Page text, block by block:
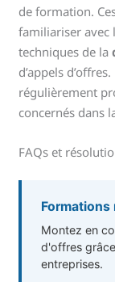
de formation.
familiariser avec
techniques de la
d’appels
régulièrement
concernés dans
FAQs et
Formations
Montez en
d'offres
entreprises.